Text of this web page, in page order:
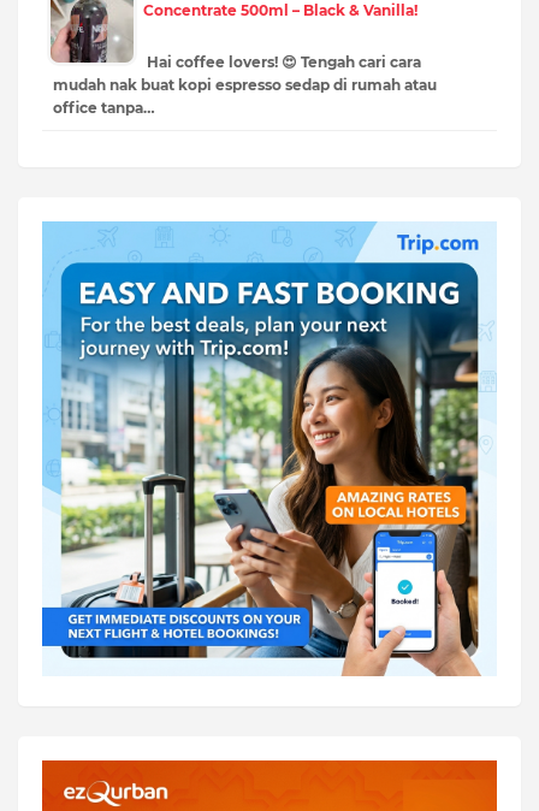
Concentrate 500ml – Black & Vanilla!
Hai coffee lovers! 😍 Tengah cari cara
mudah nak buat kopi espresso sedap di rumah atau
office tanpa…